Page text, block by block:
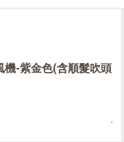
機-紫金色(含順髮吹頭